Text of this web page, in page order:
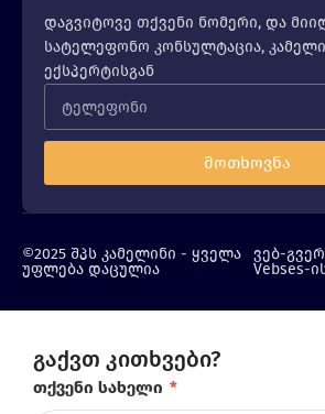
დაგვიტოვე თქვენი ნომერი, და
სატელეფონო კონსულტაცია,
ექსპერტისგან
მოთხოვნა
©2025 შპს კამელინი - ყველა
უფლება დაცულია
ვებ-
Vebses-
გაქვთ კითხვები?
თქვენი სახელი *